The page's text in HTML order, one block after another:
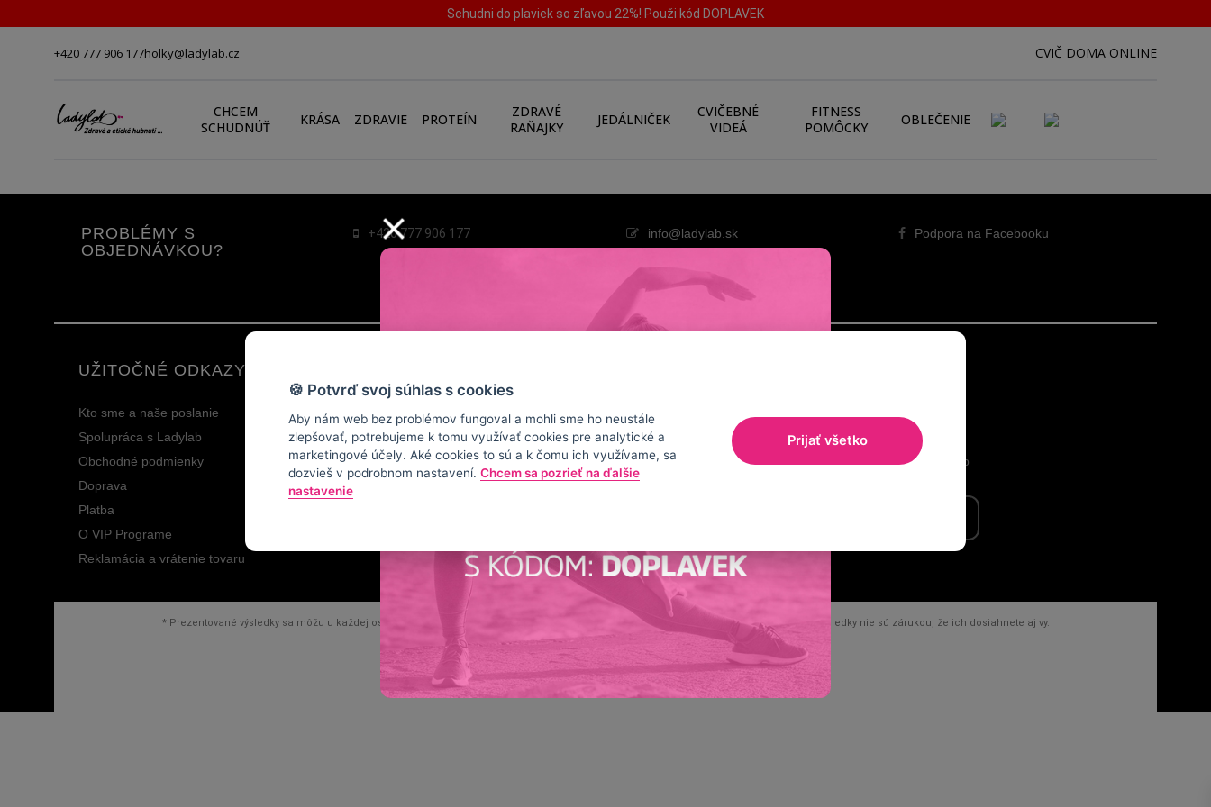
Schudni do plaviek so zľavou 22%! Použi kód DOPLAVEK
+420 777 906 177holky@ladylab.cz CVIČ DOMA ONLINE
CHCEM
SCHUDNÚŤ
KRÁSA ZDRAVIE PROTEÍN
ZDRAVÉ
RAŇAJKY
JEDÁLNIČEK
CVIČEBNÉ
VIDEÁ
FITNESS
POMÔCKY
OBLEČENIE
PROBLÉMY S
OBJEDNÁVKOU?
+420 777 906 177 info@ladylab.sk Podpora na Facebooku
UŽITOČNÉ ODKAZY
Kto sme a naše poslanie
Spolupráca s Ladylab
Obchodné podmienky
Doprava
Platba
O VIP Programe
Reklamácia a vrátenie tovaru
LadyLab blog
Kontaktuj nás
Fitness kalkulačky
Ochrana osobných údajov
info@ladylab.sk
Napíš nám cez WhatsApp
* Prezentované výsledky sa môžu u každej osoby líšiť. Všetky uvedené recenzie na našom webe vyjadrujú názor zákazníčok a opísané výsledky nie sú zárukou, že ich dosiahnete aj vy.
© 2015-2024 Ladylab
Zmeniť nastavenia cookies
🍪 Potvrď svoj súhlas s cookies
Aby nám web bez problémov fungoval a mohli sme ho neustále
zlepšovať, potrebujeme k tomu využívať cookies pre analytické a
marketingové účely. Aké cookies to sú a k čomu ich využívame, sa
dozvieš v podrobnom nastavení. Chcem sa pozrieť na ďalšie
nastavenie
Prijať všetko